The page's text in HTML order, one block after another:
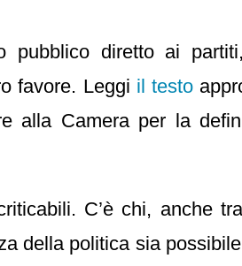
pubblico diretto ai
favore. Leggi il testo
alla Camera per la
C’è chi, anche
della politica sia